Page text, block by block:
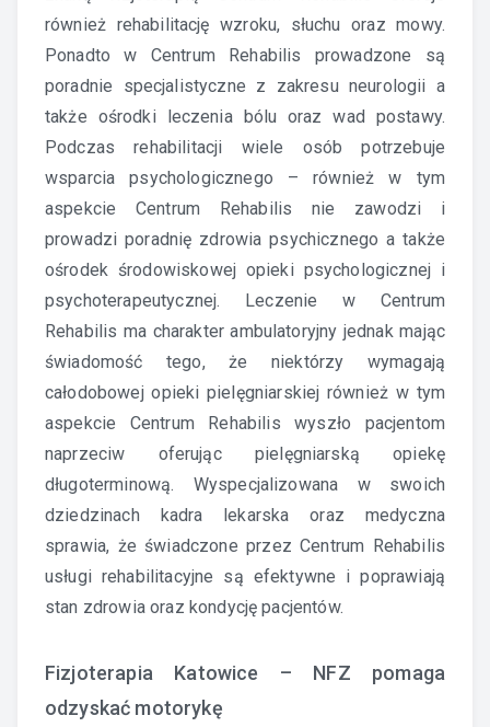
również rehabilitację wzroku, słuchu oraz mowy.
Ponadto w Centrum Rehabilis prowadzone są
poradnie specjalistyczne z zakresu neurologii a
także ośrodki leczenia bólu oraz wad postawy.
Podczas rehabilitacji wiele osób potrzebuje
wsparcia psychologicznego – również w tym
aspekcie Centrum Rehabilis nie zawodzi i
prowadzi poradnię zdrowia psychicznego a także
ośrodek środowiskowej opieki psychologicznej i
psychoterapeutycznej. Leczenie w Centrum
Rehabilis ma charakter ambulatoryjny jednak mając
świadomość tego, że niektórzy wymagają
całodobowej opieki pielęgniarskiej również w tym
aspekcie Centrum Rehabilis wyszło pacjentom
naprzeciw oferując pielęgniarską opiekę
długoterminową. Wyspecjalizowana w swoich
dziedzinach kadra lekarska oraz medyczna
sprawia, że świadczone przez Centrum Rehabilis
usługi rehabilitacyjne są efektywne i poprawiają
stan zdrowia oraz kondycję pacjentów.
Fizjoterapia Katowice – NFZ pomaga
odzyskać motorykę